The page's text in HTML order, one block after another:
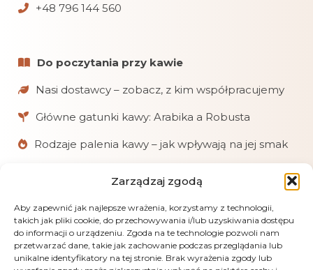
Zarządzaj zgodą
Aby zapewnić jak najlepsze wrażenia, korzystamy z technologii,
takich jak pliki cookie, do przechowywania i/lub uzyskiwania dostępu
do informacji o urządzeniu. Zgoda na te technologie pozwoli nam
przetwarzać dane, takie jak zachowanie podczas przeglądania lub
unikalne identyfikatory na tej stronie. Brak wyrażenia zgody lub
+48 796 144 560
Do poczytania przy kawie
Nasi dostawcy – zobacz, z kim współpracujemy
Główne gatunki kawy: Arabika a Robusta
Rodzaje palenia kawy – jak wpływają na jej smak
Chętnie pomagamy klientom w doborze kaw
i akcesoriów.
Realizujemy zamówienia online, mailowe